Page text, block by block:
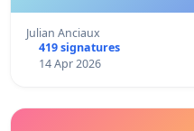
Julian Anciaux
419 signatures
14 Apr 2026